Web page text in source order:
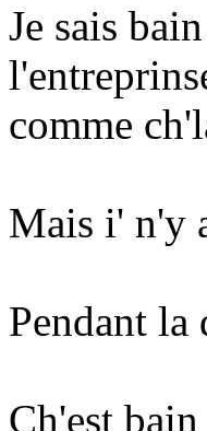
Je sais
comme
Mais i' n'y
Pendant
Ch'est